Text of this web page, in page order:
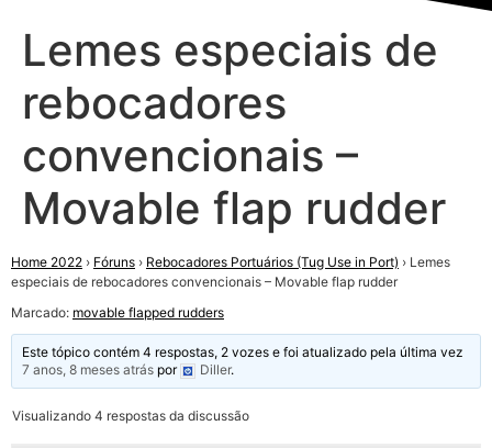
Lemes especiais de
rebocadores
convencionais –
Movable flap rudder
Home 2022 › Fóruns › Rebocadores Portuários (Tug Use in Port) › Lemes
especiais de rebocadores convencionais – Movable flap rudder
Marcado: movable flapped rudders
Este tópico contém 4 respostas, 2 vozes e foi atualizado pela última vez
7 anos, 8 meses atrás por Diller.
Visualizando 4 respostas da discussão